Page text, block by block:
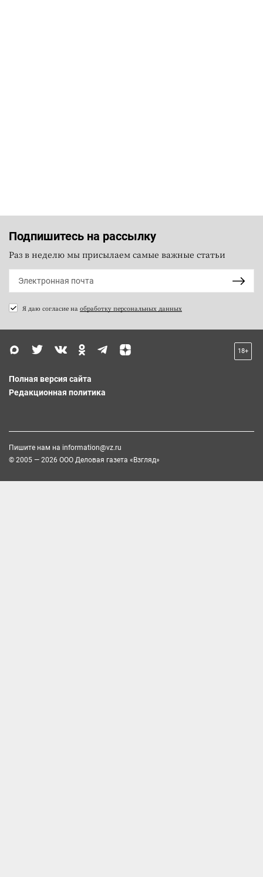
Подпишитесь на рассылку
Раз в неделю мы присылаем самые важные статьи
Я даю согласие на обработку персональных данных
18+
Полная версия сайта
Редакционная политика
Пишите нам на information@vz.ru
© 2005 — 2026 ООО Деловая газета «Взгляд»